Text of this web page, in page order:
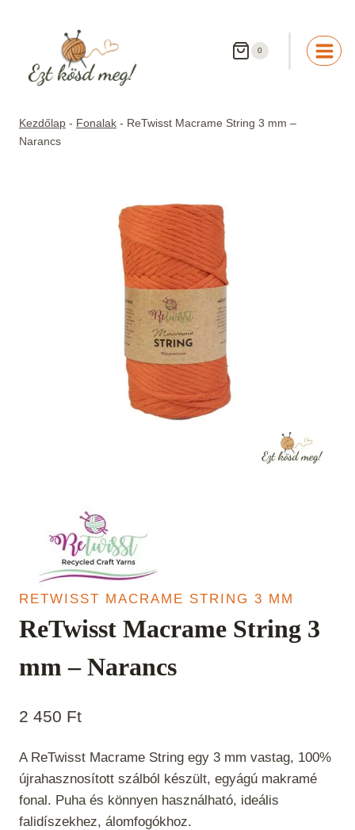
0
Kezdőlap - Fonalak - ReTwisst Macrame String 3 mm –
Narancs
RETWISST MACRAME STRING 3 MM
ReTwisst Macrame String 3
mm – Narancs
2 450 Ft
A ReTwisst Macrame String egy 3 mm vastag, 100%
újrahasznosított szálból készült, egyágú makramé
fonal. Puha és könnyen használható, ideális
falidíszekhez, álomfogókhoz.